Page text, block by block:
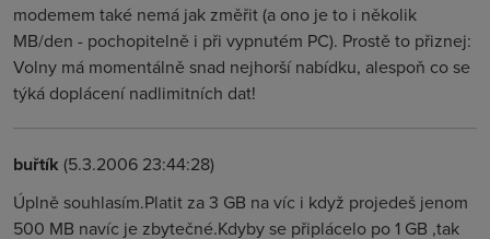
modemem také nemá jak změřit (a ono je to i několik
MB/den - pochopitelně i při vypnutém PC). Prostě to přiznej:
Volny má momentálně snad nejhorší nabídku, alespoň co se
týká doplácení nadlimitních dat!
buřtík (5.3.2006 23:44:28)
Úplně souhlasím.Platit za 3 GB na víc i když projedeš jenom
500 MB navíc je zbytečné.Kdyby se připlácelo po 1 GB ,tak